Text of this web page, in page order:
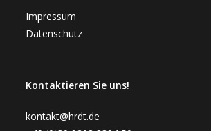
Impressum
Datenschutz
Kontaktieren Sie uns!
kontakt@hrdt.de